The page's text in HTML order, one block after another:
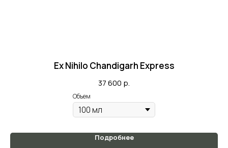
Ex Nihilo Chandigarh Express
37 600 р.
Объем
Подробнее